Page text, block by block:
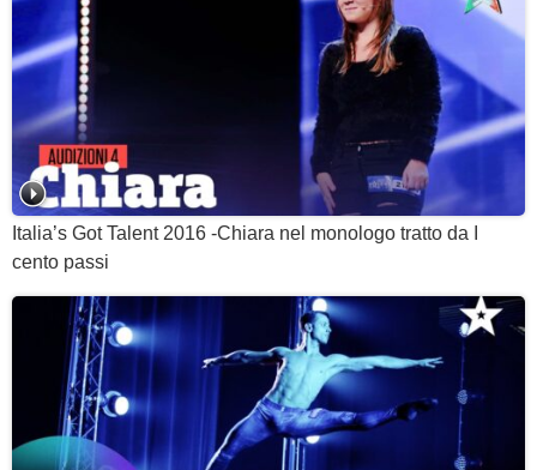
Italia’s Got Talent 2016 -Chiara nel monologo tratto da I
cento passi